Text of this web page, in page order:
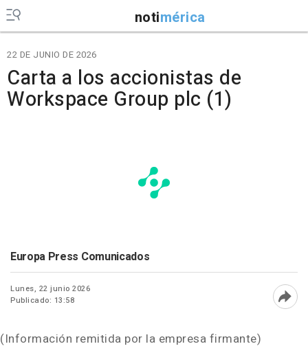
notimérica
22 DE JUNIO DE 2026
Carta a los accionistas de
Workspace Group plc (1)
Europa Press Comunicados
Lunes, 22 junio 2026
Publicado: 13:58
(Información remitida por la empresa firmante)